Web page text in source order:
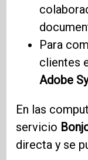
Para
clientes
Adobe
En las
servicio
directa y se